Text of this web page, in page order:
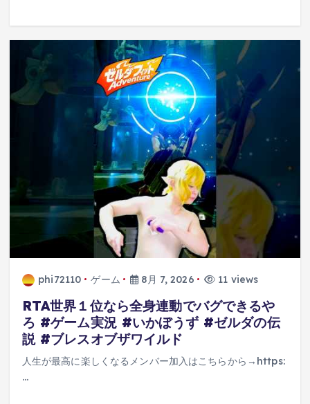
phi72110 ゲーム 8月 7, 2026 11 views
RTA世界１位なら全身連動でバグできるや
ろ #ゲーム実況 #いかぼうず #ゼルダの伝
説 #ブレスオブザワイルド
人生が最高に楽しくなるメンバー加入はこちらから→https:
…